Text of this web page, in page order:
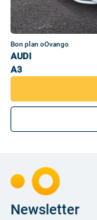
Bon plan oOvango
AUDI
A3
Newsletter